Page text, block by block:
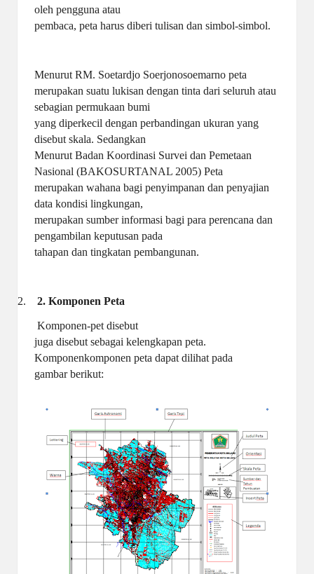
oleh pengguna atau
pembaca, peta harus diberi tulisan dan simbol-simbol.
Menurut RM. Soetardjo Soerjonosoemarno peta
merupakan suatu lukisan dengan tinta dari seluruh atau
sebagian permukaan bumi
yang diperkecil dengan perbandingan ukuran yang
disebut skala. Sedangkan
Menurut Badan Koordinasi Survei dan Pemetaan
Nasional (BAKOSURTANAL 2005) Peta
merupakan wahana bagi penyimpanan dan penyajian
data kondisi lingkungan,
merupakan sumber informasi bagi para perencana dan
pengambilan keputusan pada
tahapan dan tingkatan pembangunan.
2. 2. Komponen Peta
Komponen-pet disebut
juga disebut sebagai kelengkapan peta.
Komponenkomponen peta dapat dilihat pada
gambar berikut: